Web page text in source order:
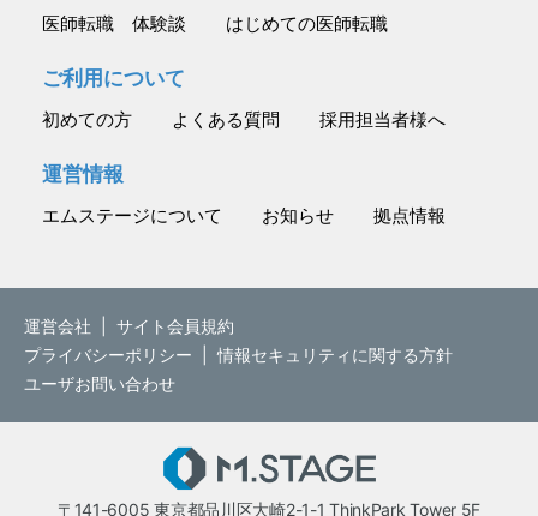
医師転職 体験談
はじめての医師転職
ご利用について
初めての方 よくある質問 採用担当者様へ
運営情報
エムステージについて お知らせ 拠点情報
運営会社
サイト会員規約
プライバシーポリシー
情報セキュリティに関する方針
ユーザお問い合わせ
〒141-6005 東京都品川区大崎2-1-1 ThinkPark Tower 5F